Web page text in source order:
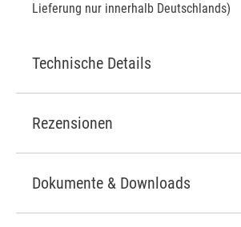
Lieferung nur innerhalb Deutschlands)
Technische Details
Rezensionen
Dokumente & Downloads